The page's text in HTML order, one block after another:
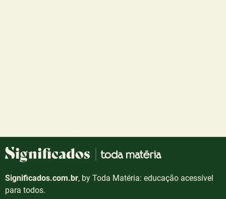
Significados.com.br, by Toda Matéria: educação acessível
para todos.